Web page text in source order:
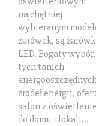
najchętniej
wybieranym
żarówek, są
LED. Bogaty wybór,
tych tanich
źródeł energii,
salon z
do domu i lokali...